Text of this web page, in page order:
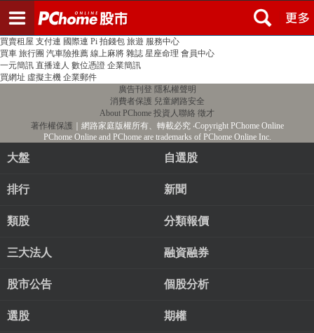
PChome首頁 線上購物 24h購物 書店
買賣租屋 支付連 國際連 Pi 拍錢包 旅遊 服務中心
買車 旅行團 汽車險推薦 線上麻將 雜誌 星座命理 會員中心
一元簡訊 直播達人 數位憑證 企業簡訊
買網址 虛擬主機 企業郵件
廣告刊登 隱私權聲明
消費者保護 兒童網路安全
About PChome 投資人聯絡 徵才
著作權保護 ｜網路家庭版權所有、轉載必究‧Copyright PChome Online
PChome Online and PChome are trademarks of PChome Online Inc.
大盤 自選股
排行 新聞
類股 分類報價
三大法人 融資融券
股市公告 個股分析
選股 期權